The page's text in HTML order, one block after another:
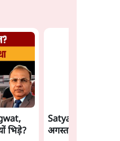
भिड़े?
Satya Hindi
अगस्त, दिनभर की